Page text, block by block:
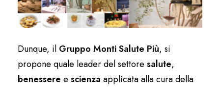
Dunque, il Gruppo Monti Salute Più, si
propone quale leader del settore salute,
benessere e scienza applicata alla cura della